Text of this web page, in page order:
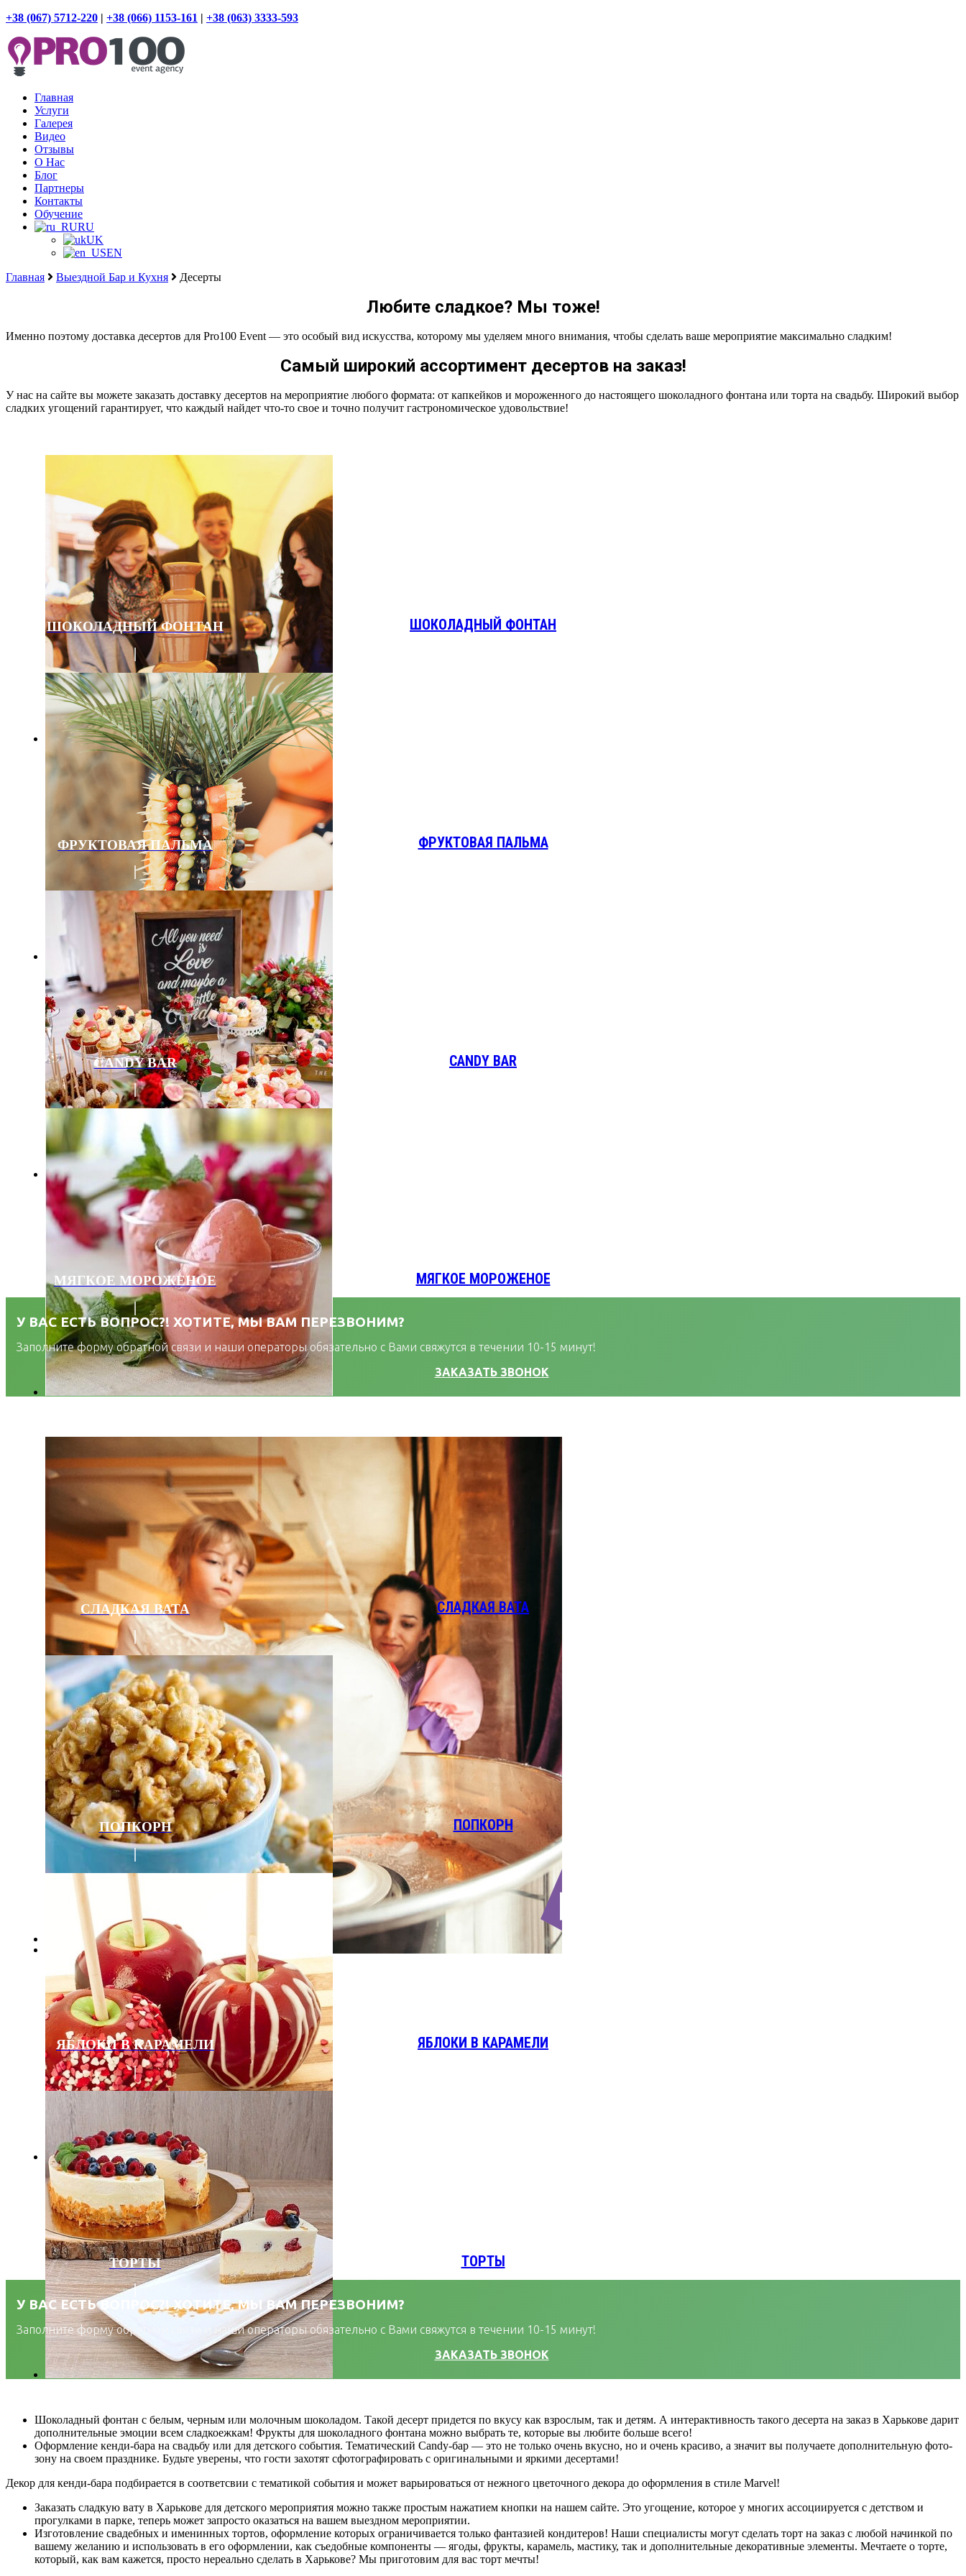
+38 (067) 5712-220 | +38 (066) 1153-161 | +38 (063) 3333-593
Главная
Услуги
Галерея
Видео
Отзывы
О Нас
Блог
Партнеры
Контакты
Обучение
RU
UK
EN
Главная
Выездной Бар и Кухня Десерты
Любите сладкое? Мы тоже!
Именно поэтому доставка десертов для Pro100 Event — это особый вид искусства, которому мы уделяем много внимания, чтобы сделать ваше мероприятие максимально сладким!
Самый широкий ассортимент десертов на заказ!
У нас на сайте вы можете заказать доставку десертов на мероприятие любого формата: от капкейков и мороженного до настоящего шоколадного фонтана или торта на свадьбу. Широкий выбор
сладких угощений гарантирует, что каждый найдет что-то свое и точно получит гастрономическое удовольствие!
ШОКОЛАДНЫЙ ФОНТАН ШОКОЛАДНЫЙ ФОНТАН
ФРУКТОВАЯ ПАЛЬМА ФРУКТОВАЯ ПАЛЬМА
CANDY BAR CANDY BAR
МЯГКОЕ МОРОЖЕНОЕ МЯГКОЕ МОРОЖЕНОЕ
У ВАС ЕСТЬ ВОПРОС?! ХОТИТЕ, МЫ ВАМ ПЕРЕЗВОНИМ?
Заполните форму обратной связи и наши операторы обязательно с Вами свяжутся в течении 10-15 минут!
ЗАКАЗАТЬ ЗВОНОК
СЛАДКАЯ ВАТА СЛАДКАЯ ВАТА
ПОПКОРН ПОПКОРН
ЯБЛОКИ В КАРАМЕЛИ ЯБЛОКИ В КАРАМЕЛИ
ТОРТЫ ТОРТЫ
У ВАС ЕСТЬ ВОПРОС?! ХОТИТЕ, МЫ ВАМ ПЕРЕЗВОНИМ?
Заполните форму обратной связи и наши операторы обязательно с Вами свяжутся в течении 10-15 минут!
ЗАКАЗАТЬ ЗВОНОК
Шоколадный фонтан с белым, черным или молочным шоколадом. Такой десерт придется по вкусу как взрослым, так и детям. А интерактивность такого десерта на заказ в Харькове дарит
дополнительные эмоции всем сладкоежкам! Фрукты для шоколадного фонтана можно выбрать те, которые вы любите больше всего!
Оформление кенди-бара на свадьбу или для детского события. Тематический Candy-бар — это не только очень вкусно, но и очень красиво, а значит вы получаете дополнительную фото-
зону на своем празднике. Будьте уверены, что гости захотят сфотографировать с оригинальными и яркими десертами!
Декор для кенди-бара подбирается в соответсвии с тематикой события и может варьироваться от нежного цветочного декора до оформления в стиле Marvel!
Заказать сладкую вату в Харькове для детского мероприятия можно также простым нажатием кнопки на нашем сайте. Это угощение, которое у многих ассоциируется с детством и
прогулками в парке, теперь может запросто оказаться на вашем выездном мероприятии.
Изготовление свадебных и именинных тортов, оформление которых ограничивается только фантазией кондитеров! Наши специалисты могут сделать торт на заказ с любой начинкой по
вашему желанию и использовать в его оформлении, как съедобные компоненты — ягоды, фрукты, карамель, мастику, так и дополнительные декоративные элементы. Мечтаете о торте,
который, как вам кажется, просто нереально сделать в Харькове? Мы приготовим для вас торт мечты!